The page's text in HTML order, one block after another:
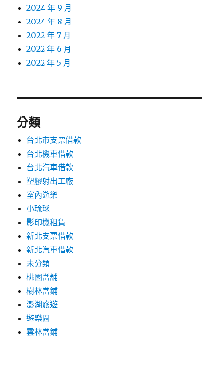
2024 年 9 月
2024 年 8 月
2022 年 7 月
2022 年 6 月
2022 年 5 月
分類
台北市支票借款
台北機車借款
台北汽車借款
塑膠射出工廠
室內遊樂
小琉球
影印機租賃
新北支票借款
新北汽車借款
未分類
桃園當舖
樹林當鋪
澎湖旅遊
遊樂園
雲林當鋪